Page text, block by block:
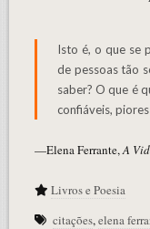
Isto é, o que se passava no mundo dos adultos, na cabeça
de pessoas tão
saber? O que é
confiáveis,
—Elena Ferrante,A
Livros e Poesia
citações,elena